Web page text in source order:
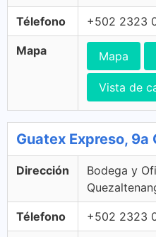
Télefono +502 2323
Mapa Mapa
Vista de
Guatex Expreso,
Dirección
Bodega y
Télefono +502 2323